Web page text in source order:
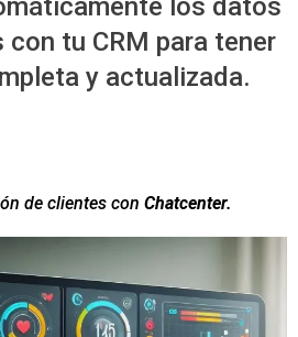
los datos
tu CRM para tener
y actualizada.
de clientes con Chatcenter.